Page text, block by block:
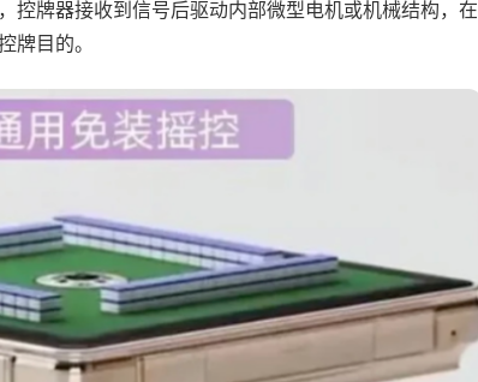
控牌器接收到信号后驱动内部微型电机或机械结构，在
牌目的。